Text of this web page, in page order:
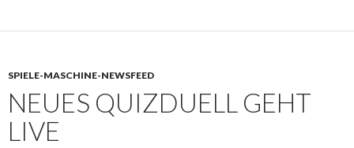
SPIELE-MASCHINE-NEWSFEED
NEUES QUIZDUELL GEHT
LIVE